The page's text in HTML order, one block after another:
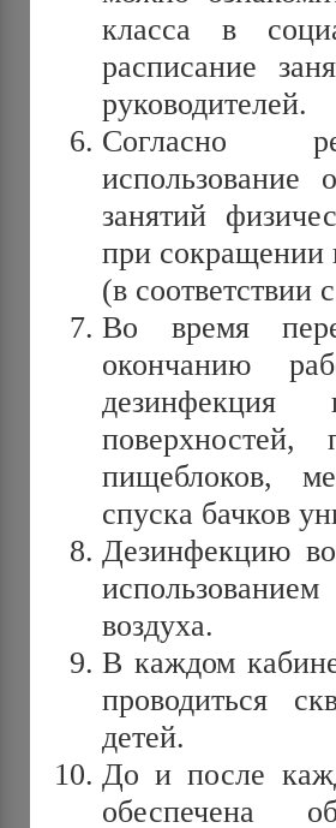
класса в
расписание
руководителей.
Согласно
использование
занятий
при сокращении
(в соответствии
Во время
окончанию
дезинфекция
пищеблоков,
спуска бачков
Дезинфекцию
воздуха.
В каждом
проводиться
детей.
До и после
обеспечена